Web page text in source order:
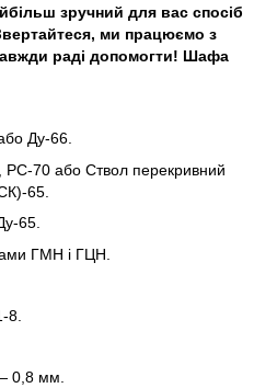
зручний для вас спосіб
ми працюємо з
раді допомогти! Шафа
Ду-66.
70 або Ствол перекривний
65.
65.
ГМН і ГЦН.
8.
0,8 мм.